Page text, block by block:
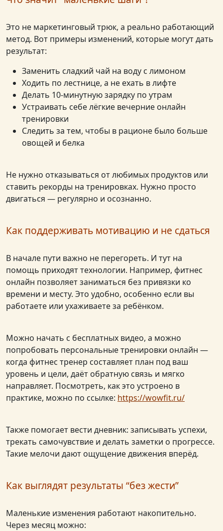
Это не маркетинговый трюк, а реально работающий
метод. Вот примеры изменений, которые могут дать
результат:
Заменить сладкий чай на воду с лимоном
Ходить по лестнице, а не ехать в лифте
Делать 10-минутную зарядку по утрам
Устраивать себе лёгкие вечерние онлайн
тренировки
Следить за тем, чтобы в рационе было больше
овощей и белка
Не нужно отказываться от любимых продуктов или
ставить рекорды на тренировках. Нужно просто
двигаться — регулярно и осознанно.
Как поддерживать мотивацию и не сдаться
В начале пути важно не перегореть. И тут на
помощь приходят технологии. Например, фитнес
онлайн позволяет заниматься без привязки ко
времени и месту. Это удобно, особенно если вы
работаете или ухаживаете за ребёнком.
Можно начать с бесплатных видео, а можно
попробовать персональные тренировки онлайн —
когда фитнес тренер составляет план под ваш
уровень и цели, даёт обратную связь и мягко
направляет. Посмотреть, как это устроено в
практике, можно по ссылке: https://wowfit.ru/
Также помогает вести дневник: записывать успехи,
трекать самочувствие и делать заметки о прогрессе.
Такие мелочи дают ощущение движения вперёд.
Как выглядят результаты “без жести”
Маленькие изменения работают накопительно.
Через месяц можно: